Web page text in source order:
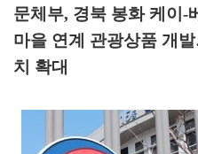
문체부, 경북 봉화 케이 -
마을 연계 관광상품 개발
치 확대